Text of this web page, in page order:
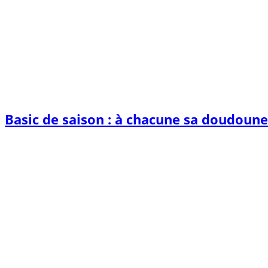
Basic de saison : à chacune sa